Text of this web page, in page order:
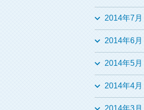
2014年7月
2014年6月
2014年5月
2014年4月
2014年3月